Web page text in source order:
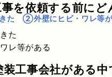
を依頼する前に
た ②外壁にヒビ・ワレ
た
レ等がある
工事会社がある